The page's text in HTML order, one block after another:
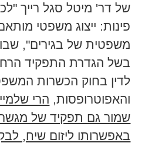
פינות: ייצוג משפטי
משפטית של בגירים",
בשל הגדרת התפקיד
לדין בחוק הכשרות
והאפוטרופסות, הרי
שמור גם תפקיד של
באפשרותו ליזום שיח,